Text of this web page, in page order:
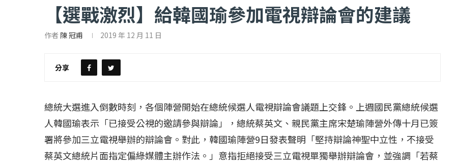
【選戰激烈】給韓國瑜參加電視辯論會的建議
作者 陳 冠甫 2019 年 12 月 11 日
分享
總統大選進入倒數時刻，各個陣營開始在總統候選人電視辯論會議題上交鋒。上週國民黨總統候選
人韓國瑜表示「已接受公視的邀請參與辯論」，總統蔡英文、親民黨主席宋楚瑜陣營外傳十月已簽
署將參加三立電視舉辦的辯論會。對此，韓國瑜陣營9日發表聲明「堅持辯論神聖中立性，不接受
蔡英文總統片面指定偏綠媒體主辦作法。」意指拒絕接受三立電視單獨舉辦辯論會，並強調「若蔡
論】國民黨在...